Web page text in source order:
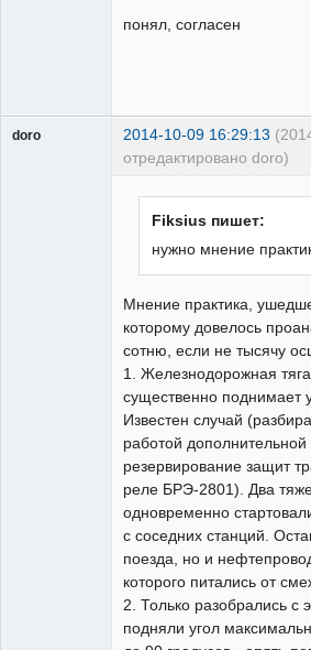
понял, согласен
doro 2014-10-09 16:29:13
отредактировано doro)
Fiksius пишет:
нужно мнение
Мнение практика,
которому довелось
сотню, если не тысячу
1. Железнодорожная
существенно поднимает
Известен случай
работой
резервирование защит
реле БРЭ-2801). Два
одновременно
с соседних станций.
поезда, но и
которого питались от
2. Только разобрались с
подняли угол